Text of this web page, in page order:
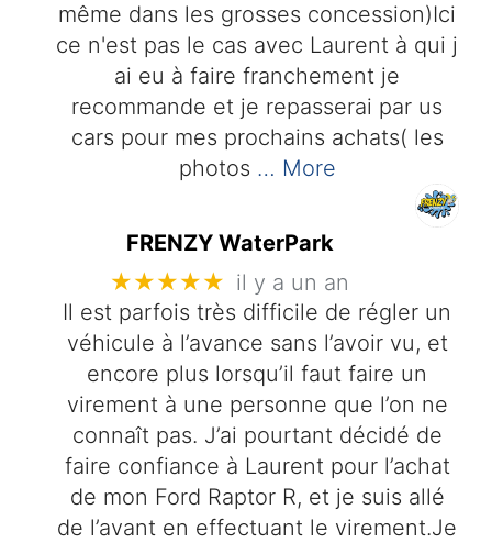
même dans les grosses concession)Ici
ce n'est pas le cas avec Laurent à qui j
ai eu à faire franchement je
recommande et je repasserai par us
cars pour mes prochains achats( les
photos … More
FRENZY WaterPark
★★★★★ il y a un an
Il est parfois très difficile de régler un
véhicule à l’avance sans l’avoir vu, et
encore plus lorsqu’il faut faire un
virement à une personne que l’on ne
connaît pas. J’ai pourtant décidé de
faire confiance à Laurent pour l’achat
de mon Ford Raptor R, et je suis allé
de l’avant en effectuant le virement.Je